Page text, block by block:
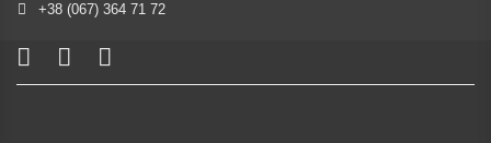
+38 (067) 364 71 72